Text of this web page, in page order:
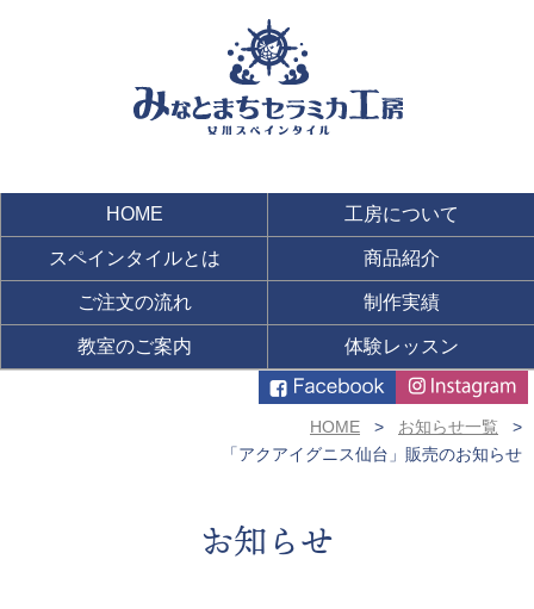
HOME 工房について
スペインタイルとは 商品紹介
ご注文の流れ 制作実績
教室のご案内 体験レッスン
HOME
お知らせ一覧
「アクアイグニス仙台」販売のお知らせ
お知らせ